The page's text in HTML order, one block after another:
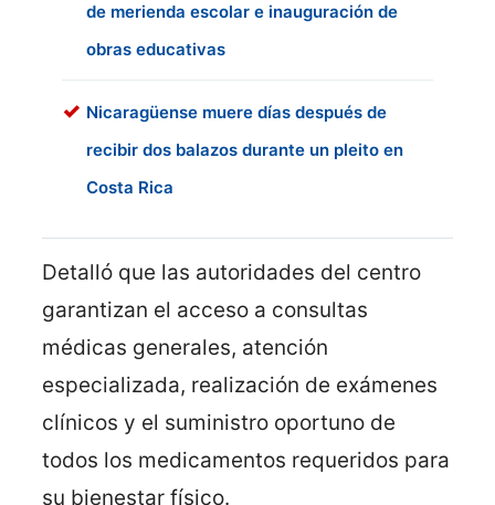
de merienda escolar e inauguración de
obras educativas
Nicaragüense muere días después de
recibir dos balazos durante un pleito en
Costa Rica
Detalló que las autoridades del centro
garantizan el acceso a consultas
médicas generales, atención
especializada, realización de exámenes
clínicos y el suministro oportuno de
todos los medicamentos requeridos para
su bienestar físico.